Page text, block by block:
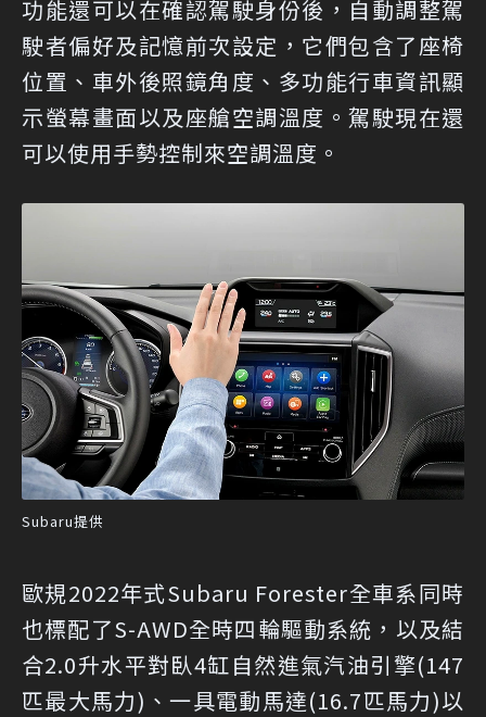
功能還可以在確認駕駛身份後，自動調整駕
駛者偏好及記憶前次設定，它們包含了座椅
位置、車外後照鏡角度、多功能行車資訊顯
示螢幕畫面以及座艙空調溫度。駕駛現在還
可以使用手勢控制來空調溫度。
Subaru提供
歐規2022年式Subaru Forester全車系同時
也標配了S-AWD全時四輪驅動系統，以及結
合2.0升水平對臥4缸自然進氣汽油引擎(147
匹最大馬力)、一具電動馬達(16.7匹馬力)以